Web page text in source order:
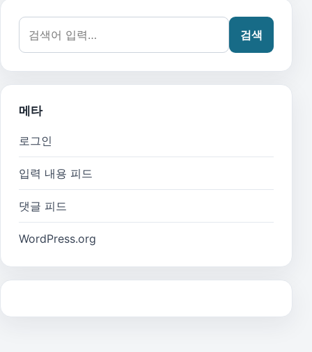
검색어:
검색
메타
로그인
입력 내용 피드
댓글 피드
WordPress.org